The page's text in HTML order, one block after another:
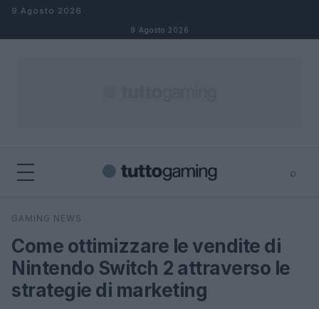
Salta al contenuto
9 Agosto 2026
9 Agosto 2026
⌕
Cerca
GAMING NEWS
Come ottimizzare le vendite di
Nintendo Switch 2 attraverso le
strategie di marketing